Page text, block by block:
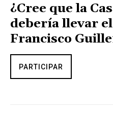
¿Cree que la
debería llevar
Francisco
PARTICIPAR